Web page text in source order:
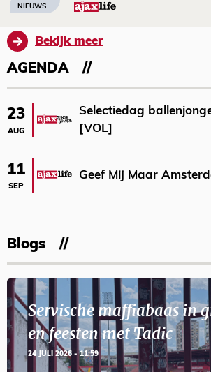
NIEUWS
Bekijk meer
AGENDA
23
AUG
Selectiedag
[VOL]
11
SEP
Geef Mij Maar
Blogs
Servische maffiabaas in
en feesten met Tadic
24 JULI 2026 - 11:59